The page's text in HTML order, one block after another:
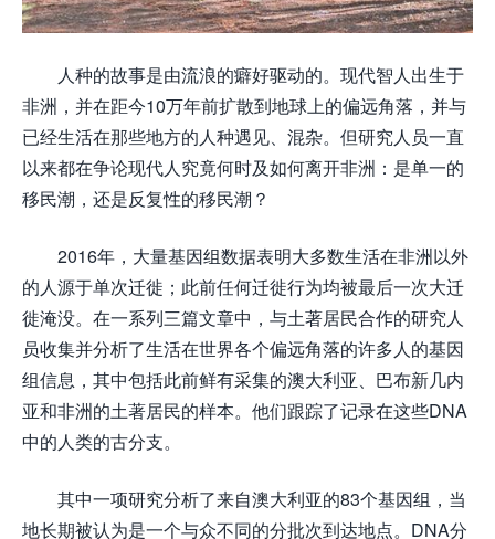
人种的故事是由流浪的癖好驱动的。现代智人出生于
非洲，并在距今10万年前扩散到地球上的偏远角落，并与
已经生活在那些地方的人种遇见、混杂。但研究人员一直
以来都在争论现代人究竟何时及如何离开非洲：是单一的
移民潮，还是反复性的移民潮？
2016年，大量基因组数据表明大多数生活在非洲以外
的人源于单次迁徙；此前任何迁徙行为均被最后一次大迁
徙淹没。在一系列三篇文章中，与土著居民合作的研究人
员收集并分析了生活在世界各个偏远角落的许多人的基因
组信息，其中包括此前鲜有采集的澳大利亚、巴布新几内
亚和非洲的土著居民的样本。他们跟踪了记录在这些DNA
中的人类的古分支。
其中一项研究分析了来自澳大利亚的83个基因组，当
地长期被认为是一个与众不同的分批次到达地点。DNA分